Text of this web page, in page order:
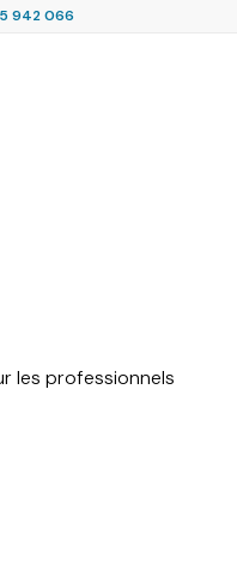
942 066
les professionnels